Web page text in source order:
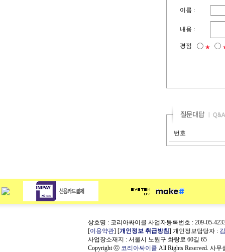
이름 :
내용 :
평점 ★
번호
상호명 : 코리아싸이클 사업자등록번호 : 209-05-
[이용약관] [개인정보 취급방침] 개인정보담당자 :
사업장소재지 : 서울시 노원구 화랑로 60길 65
Copyright ⓒ 코리아싸이클 All Rights Reserved. 사무